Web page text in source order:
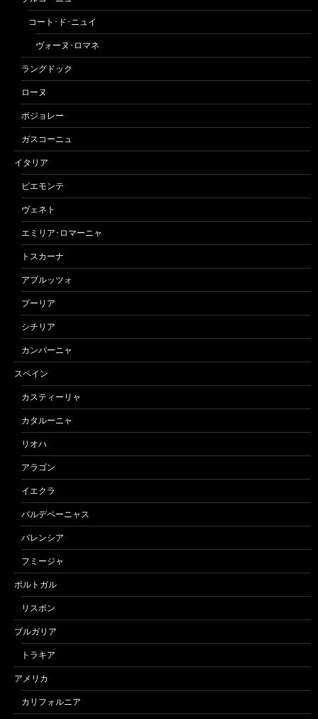
コート･ド･ニュイ
ヴォーヌ･ロマネ
ラングドック
ローヌ
ボジョレー
ガスコーニュ
イタリア
ピエモンテ
ヴェネト
エミリア･ロマーニャ
トスカーナ
アブルッツォ
プーリア
シチリア
カンパーニャ
スペイン
カスティーリャ
カタルーニャ
リオハ
アラゴン
イエクラ
バルデペーニャス
バレンシア
フミージャ
ポルトガル
リスボン
ブルガリア
トラキア
アメリカ
カリフォルニア